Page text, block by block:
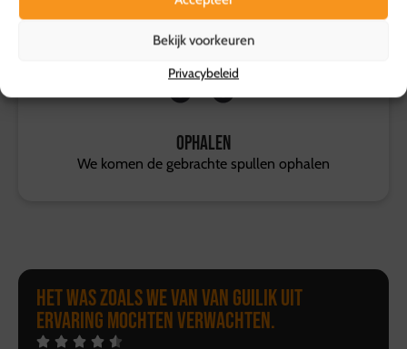
Bekijk voorkeuren
Privacybeleid
En genieten, natuurlijk!
Ophalen
We komen de gebrachte spullen ophalen
Het was zoals we van van Guilik uit
ervaring mochten verwachten.